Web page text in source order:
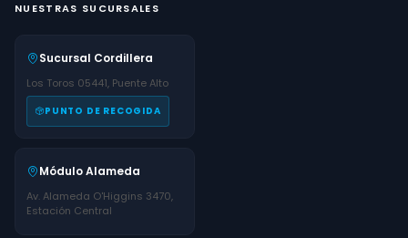
NUESTRAS SUCURSALES
Sucursal Cordillera
Los Toros 05441, Puente Alto
PUNTO DE RECOGIDA
Módulo Alameda
Av. Alameda O'Higgins 3470,
Estación Central